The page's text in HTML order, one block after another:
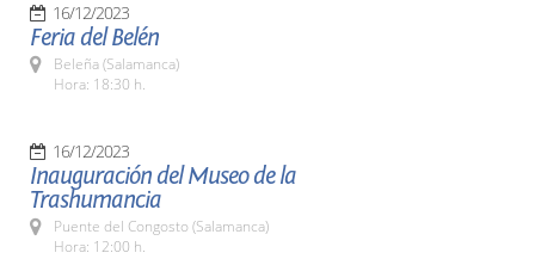
16/12/2023
Feria del Belén
Beleña (Salamanca)
Hora: 18:30 h.
16/12/2023
Inauguración del Museo de la
Trashumancia
Puente del Congosto (Salamanca)
Hora: 12:00 h.